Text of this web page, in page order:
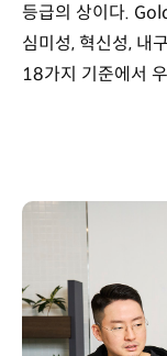
등급의 상이다.
심미성, 혁신성, 내
18가지 기준에서